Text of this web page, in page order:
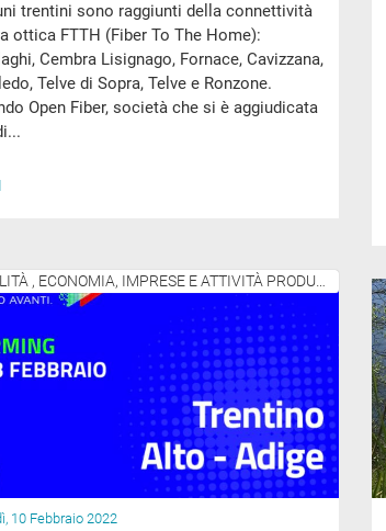
trentini sono raggiunti della connettività
ottica FTTH (Fiber To The Home):
Cembra Lisignago, Fornace, Cavizzana,
Telve di Sopra, Telve e Ronzone.
Open Fiber, società che si è aggiudicata
10 Febbraio 2022